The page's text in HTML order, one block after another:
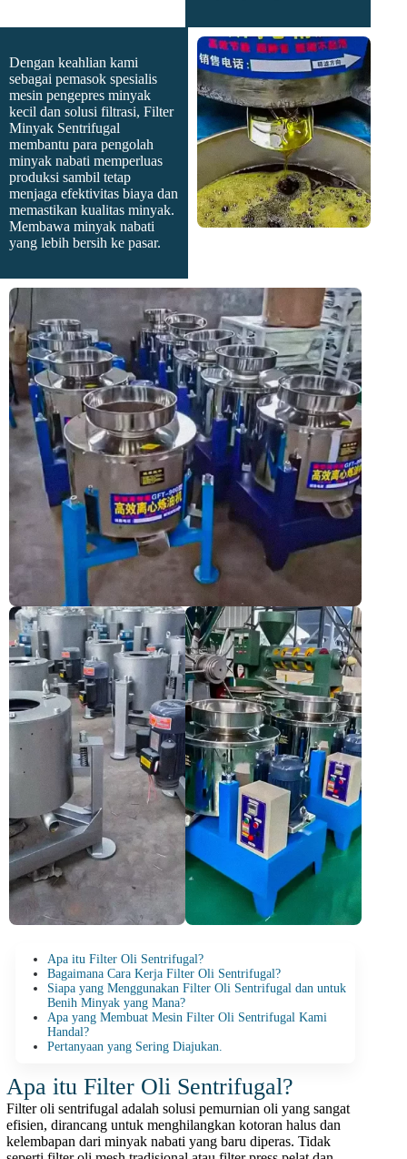
Dengan keahlian kami
sebagai pemasok spesialis
mesin pengepres minyak
kecil dan solusi filtrasi, Filter
Minyak Sentrifugal
membantu para pengolah
minyak nabati memperluas
produksi sambil tetap
menjaga efektivitas biaya dan
memastikan kualitas minyak.
Membawa minyak nabati
yang lebih bersih ke pasar.
Apa itu Filter Oli Sentrifugal?
Bagaimana Cara Kerja Filter Oli Sentrifugal?
Siapa yang Menggunakan Filter Oli Sentrifugal dan untuk
Benih Minyak yang Mana?
Apa yang Membuat Mesin Filter Oli Sentrifugal Kami
Handal?
Pertanyaan yang Sering Diajukan.
Apa itu Filter Oli Sentrifugal?
Filter oli sentrifugal adalah solusi pemurnian oli yang sangat
efisien, dirancang untuk menghilangkan kotoran halus dan
kelembapan dari minyak nabati yang baru diperas. Tidak